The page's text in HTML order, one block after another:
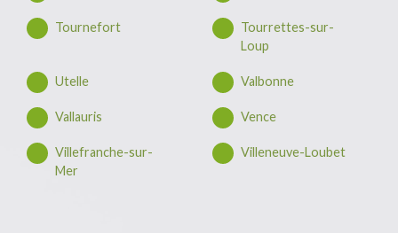
Tournefort
Tourrettes-sur-
Loup
Utelle Valbonne
Vallauris Vence
Villefranche-sur-
Mer
Villeneuve-Loubet